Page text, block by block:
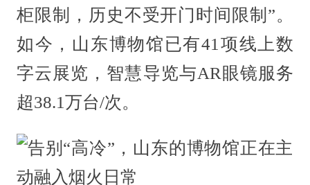
柜限制，历史不受开门时间限制”。
如今，山东博物馆已有41项线上数
字云展览，智慧导览与AR眼镜服务
超38.1万台/次。